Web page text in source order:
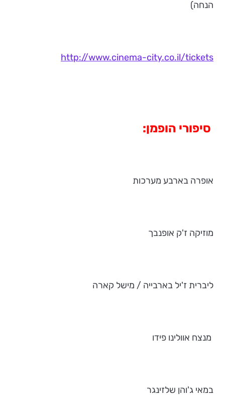
הנחה)
http://www.cinema-city.co.il/tickets
סיפורי הופמן:
אופרה בארבע מערכות
מוזיקה ז'ק אופנבך
ליברית ז'יל בארבייה / מישל קארה
מנצח אוולינו פידו
במאי ג'והן שלזינגר